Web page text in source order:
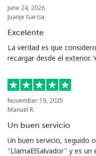
Argentina
Línea fija
Celular ⁦27.5¢⁩
Armenia
Línea fija
Celular ⁦44.5¢⁩
June 24, 2026
Juanje Garcia
Excelente
La verdad es que
recargar desde el exterior.
November 19, 2025
Manuel R.
Un buen servicio
Un buen servicio, seguido
"LlamaElSalvador" y es un